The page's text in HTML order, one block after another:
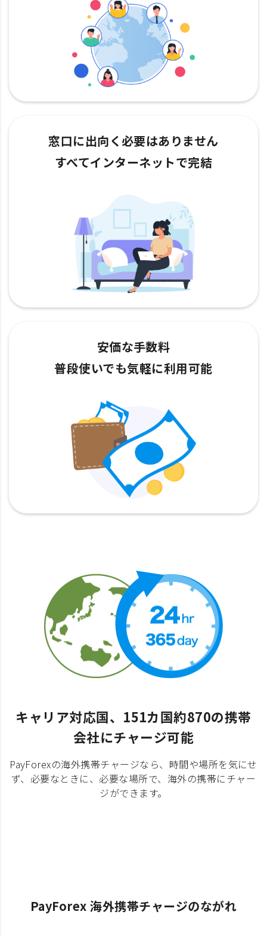
窓口に出向く必要はありません
すべてインターネットで完結
安価な手数料
普段使いでも気軽に利用可能
キャリア対応国、151カ国約870の携帯
会社にチャージ可能
PayForexの海外携帯チャージなら、時間や場所を気にせ
ず、必要なときに、必要な場所で、海外の携帯にチャー
ジができます。
PayForex 海外携帯チャージのながれ